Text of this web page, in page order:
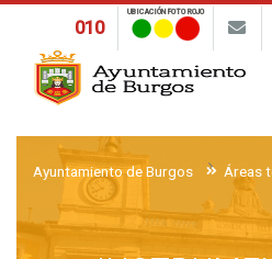
010
UBICACIÓN FOTO ROJO
Ayuntamiento de Burgos Áreas